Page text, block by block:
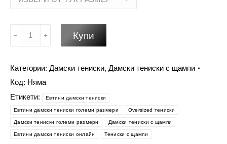
количество
с
пеперудите
-
Евтини
дамски
тениски
Купи
Категории: Дамски тениски, Дамски тениски с щампи
Код: Няма
Етикети:
Eвтини дамски тениски
Eвтини дамски тениски големи размери Oversized тениски
Дамски тениски големи размери Дамски тениски с щампи
Евтини дамски тениски онлайн Тениски с щампи